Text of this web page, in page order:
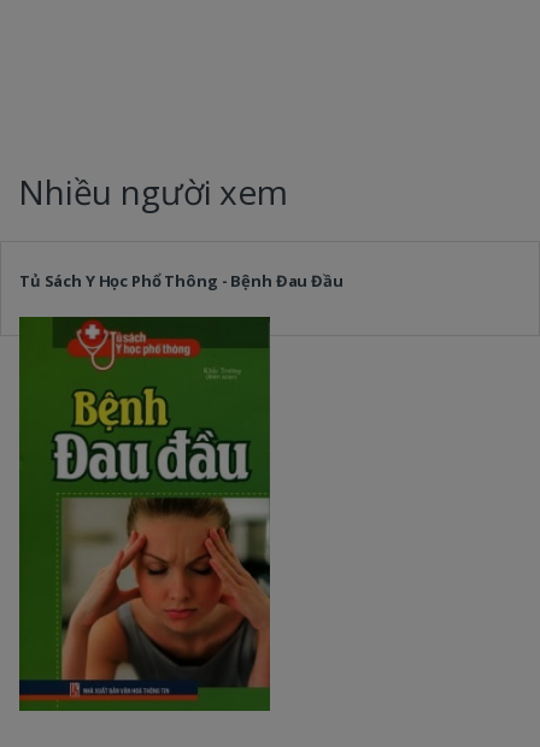
Nhiều người xem
Tủ Sách Y Học Phổ Thông - Bệnh Đau Đầu